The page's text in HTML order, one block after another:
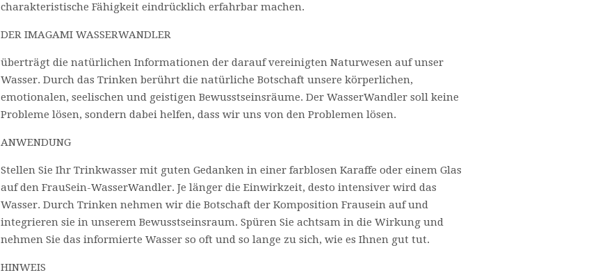
charakteristische Fähigkeit eindrücklich erfahrbar machen.
DER IMAGAMI WASSERWANDLER
überträgt die natürlichen Informationen der darauf vereinigten Naturwesen auf unser
Wasser. Durch das Trinken berührt die natürliche Botschaft unsere körperlichen,
emotionalen, seelischen und geistigen Bewusstseinsräume. Der WasserWandler soll keine
Probleme lösen, sondern dabei helfen, dass wir uns von den Problemen lösen.
ANWENDUNG
Stellen Sie Ihr Trinkwasser mit guten Gedanken in einer farblosen Karaffe oder einem Glas
auf den FrauSein-WasserWandler. Je länger die Einwirkzeit, desto intensiver wird das
Wasser. Durch Trinken nehmen wir die Botschaft der Komposition Frausein auf und
integrieren sie in unserem Bewusstseinsraum. Spüren Sie achtsam in die Wirkung und
nehmen Sie das informierte Wasser so oft und so lange zu sich, wie es Ihnen gut tut.
HINWEIS